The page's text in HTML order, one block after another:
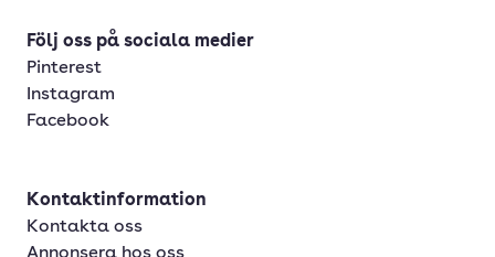
Följ oss på sociala medier
Pinterest
Instagram
Facebook
Kontaktinformation
Kontakta oss